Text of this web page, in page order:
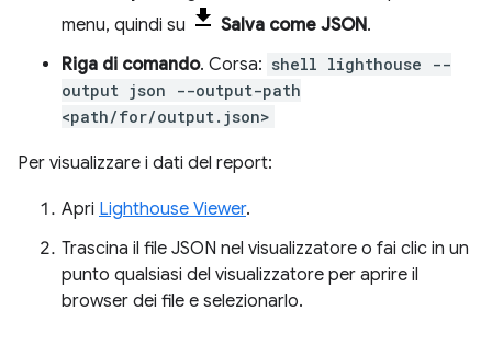
menu, quindi su
Salva come JSON.
Riga di comando. Corsa: shell lighthouse --
output json --output-path
<path/for/output.json>
Per visualizzare i dati del report:
Apri Lighthouse Viewer.
Trascina il file JSON nel visualizzatore o fai clic in un
punto qualsiasi del visualizzatore per aprire il
browser dei file e selezionarlo.